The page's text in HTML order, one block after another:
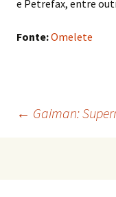
e Petrefax, entre
Fonte:Omelete
← Gaiman: